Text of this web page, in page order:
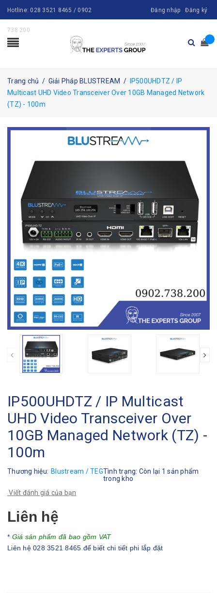
Hotline: 028 3521 8465 / 0902
738 200
Đăng nhập Đăng ký
Trang chủ / Giải Pháp BLUSTREAM /
IP500UHDTZ / IP
Multicast UHD Video Transceiver Over 10GB Managed Network
(TZ) - 100m
IP500UHDTZ / IP Multicast
UHD Video Transceiver Over
10GB Managed Network (TZ) -
100m
Thương hiệu: Blustream / TEGTình trạng: Còn lại 1 sản phẩm
trong kho
Viết đánh giá của bạn
Liên hệ
* Giá sản phẩm đã bao gồm VAT
Liên hệ 028 3521 8465 để biết chi tiết phi lắp đặt